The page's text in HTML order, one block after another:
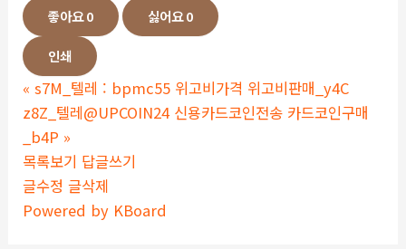
좋아요0 싫어요0
인쇄
« s7M_텔레 : bpmc55 위고비가격 위고비판매_y4C
z8Z_텔레@UPCOIN24 신용카드코인전송 카드코인구매
_b4P »
목록보기 답글쓰기
글수정 글삭제
Powered by KBoard